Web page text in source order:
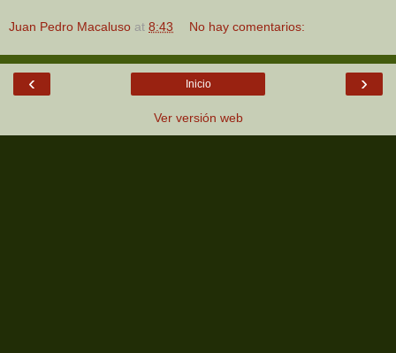
Juan Pedro Macaluso at 8:43 No hay comentarios:
‹ ›
Inicio
Ver versión web